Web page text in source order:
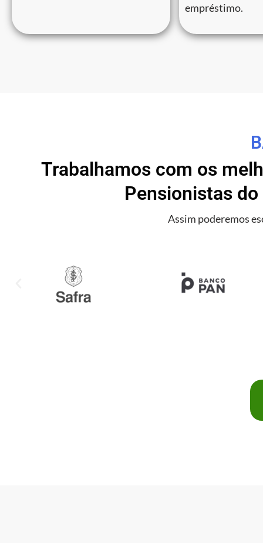
empréstimo.
Trabalhamos com os
Pensionistas
Assim poderemos